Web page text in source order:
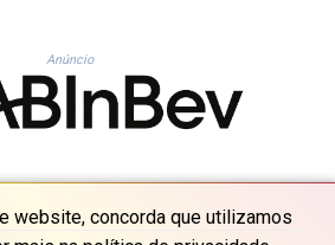
website, concorda que utilizamos
LVL 0.698955
LYD 7.354819
MAD 10.762117
MMK 2425.761657
Anúncio